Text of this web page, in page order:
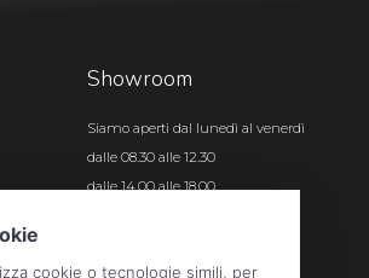
Showroom
Siamo aperti dal lunedì al venerdì
dalle 08.30 alle 12.30
dalle 14.00 alle 18.00